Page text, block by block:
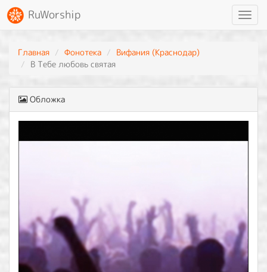
RuWorship
Главная Фонотека
Вифания (Краснодар)
В Тебе любовь святая
Обложка